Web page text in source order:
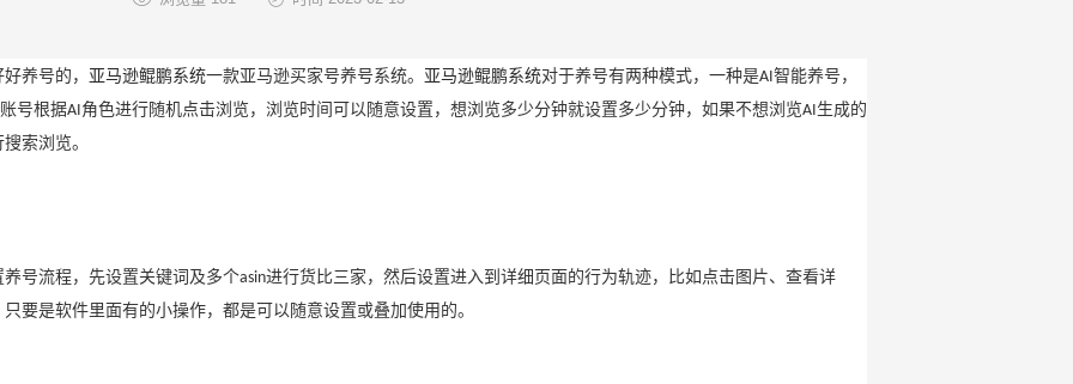
养号的， 亚马逊鲲鹏系统一款亚马逊买家号养号系统。 亚马逊鲲鹏系统对于养号有两种模式，一种是AI智能养号，
号根据AI角色进行随机点击浏览，浏览时间可以随意设置，想浏览多少分钟就设置多少分钟，如果不想浏览AI生成的
索浏览。
号流程，先设置关键词及多个asin进行货比三家，然后设置进入到详细页面的行为轨迹，比如点击图片、查看详
要是软件里面有的小操作，都是可以随意设置或叠加使用的。